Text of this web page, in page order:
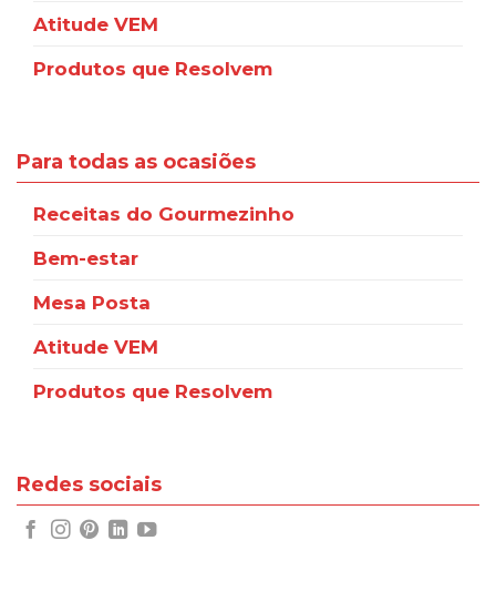
Atitude VEM
Produtos que Resolvem
Para todas as ocasiões
Receitas do Gourmezinho
Bem-estar
Mesa Posta
Atitude VEM
Produtos que Resolvem
Redes sociais